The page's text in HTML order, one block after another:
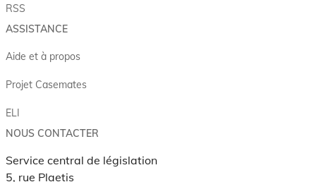
RSS
ASSISTANCE
Aide et à propos
Projet Casemates
ELI
NOUS CONTACTER
Service central de législation
5, rue Plaetis